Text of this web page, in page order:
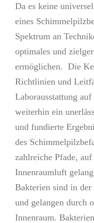
Da es keine
eines
Spektrum an
optimales und
ermöglichen. Die
Richtlinien und
Laborausstattung
weiterhin ein
und fundierte
des
zahlreiche Pfade,
Innenraumluft
Bakterien sind in
und gelangen durch
Innenraum.